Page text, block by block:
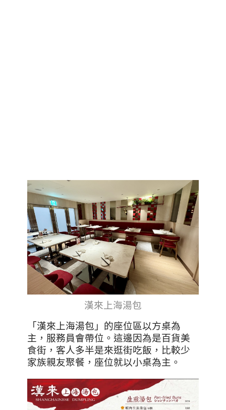
漢來上海湯包
「漢來上海湯包」的座位區以方桌為
主，服務員會帶位。這邊因為是百貨美
食街，客人多半是來逛街吃飯，比較少
家族親友聚餐，座位就以小桌為主。